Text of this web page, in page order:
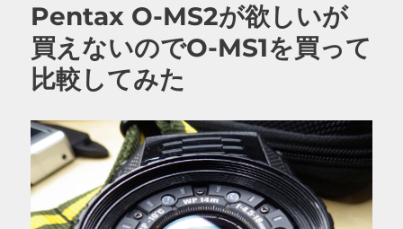
Pentax O-MS2が欲しいが
買えないのでO-MS1を買って
比較してみた